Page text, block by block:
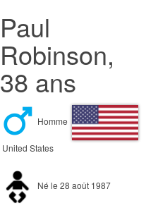
Paul
Robinson,
38 ans
Homme
United States
Né le 28 août 1987